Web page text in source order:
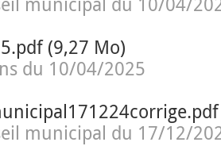
(9,27 Mo)
du 10/04/2025
municipal du 17/12/